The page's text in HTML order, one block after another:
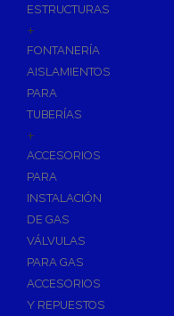
ESTRUCTURAS
+
FONTANERÍA
AISLAMIENTOS
PARA
TUBERÍAS
+
ACCESORIOS
PARA
INSTALACIÓN
DE GAS
VÁLVULAS
PARA GAS
ACCESORIOS
Y REPUESTOS